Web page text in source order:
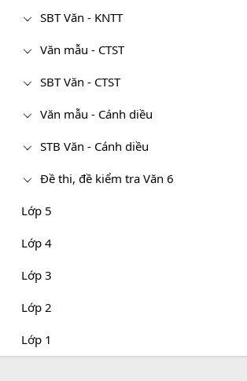
SBT Văn - KNTT
Văn mẫu - CTST
SBT Văn - CTST
Văn mẫu - Cánh diều
STB Văn - Cánh diều
Đề thi, đề kiểm tra Văn 6
Lớp 5
Lớp 4
Lớp 3
Lớp 2
Lớp 1